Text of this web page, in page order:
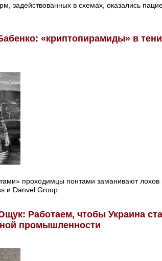
задействованных в схемах, оказались
«криптопирамиды» в
проходимцы понтами заманивают лохов
и Danvel Group.
Работаем, чтобы Украина
промышленности